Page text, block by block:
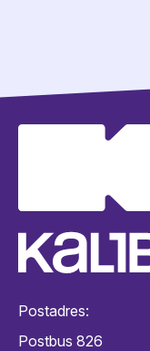
Postadres:
Postbus 826